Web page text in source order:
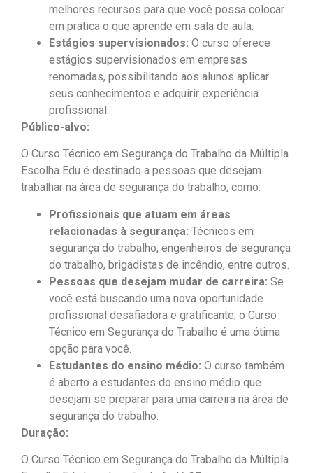
melhores recursos para que você possa colocar
em prática o que aprende em sala de aula.
Estágios supervisionados: O curso oferece
estágios supervisionados em empresas
renomadas, possibilitando aos alunos aplicar
seus conhecimentos e adquirir experiência
profissional.
Público-alvo:
O Curso Técnico em Segurança do Trabalho da Múltipla
Escolha Edu é destinado a pessoas que desejam
trabalhar na área de segurança do trabalho, como:
Profissionais que atuam em áreas
relacionadas à segurança: Técnicos em
segurança do trabalho, engenheiros de segurança
do trabalho, brigadistas de incêndio, entre outros.
Pessoas que desejam mudar de carreira: Se
você está buscando uma nova oportunidade
profissional desafiadora e gratificante, o Curso
Técnico em Segurança do Trabalho é uma ótima
opção para você.
Estudantes do ensino médio: O curso também
é aberto a estudantes do ensino médio que
desejam se preparar para uma carreira na área de
segurança do trabalho.
Duração:
O Curso Técnico em Segurança do Trabalho da Múltipla